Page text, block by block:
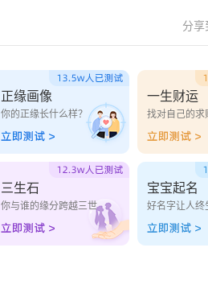
分享
正缘画像
你的正缘长什么样？
一生财运
找对自己的求
三生石
你与谁的缘分跨越三世
宝宝起名
好名字让人终